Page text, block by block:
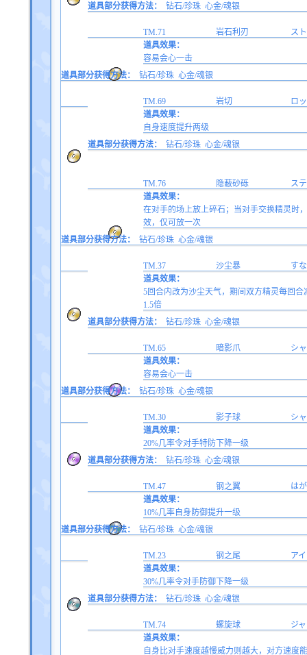
道具部分获得方法：
钻石/珍珠 心金/魂银
TM.71 岩石利刃
ス
道具效果：
容易会心一击
道具部分获得方法：
钻石/珍珠 心金/魂银
TM.69 岩切
ロ
道具效果：
自身速度提升两级
道具部分获得方法：
钻石/珍珠 心金/魂银
TM.76 隐蔽砂砾
ス
道具效果：
在对手的场上放上碎石；当对手交换精灵时
效，仅可放一次
道具部分获得方法：
钻石/珍珠 心金/魂银
TM.37 沙尘暴
す
道具效果：
5回合内改为沙尘天气，期间双方精灵每回
1.5倍
道具部分获得方法：
钻石/珍珠 心金/魂银
TM.65 暗影爪
シ
道具效果：
容易会心一击
道具部分获得方法：
钻石/珍珠 心金/魂银
TM.30 影子球
シ
道具效果：
20%几率令对手特防下降一级
道具部分获得方法：
钻石/珍珠 心金/魂银
TM.47 钢之翼
は
道具效果：
10%几率自身防御提升一级
道具部分获得方法：
钻石/珍珠 心金/魂银
TM.23 钢之尾
ア
道具效果：
30%几率令对手防御下降一级
道具部分获得方法：
钻石/珍珠 心金/魂银
TM.74 螺旋球
ジ
道具效果：
自身比对手速度越慢威力则越大，对方速度